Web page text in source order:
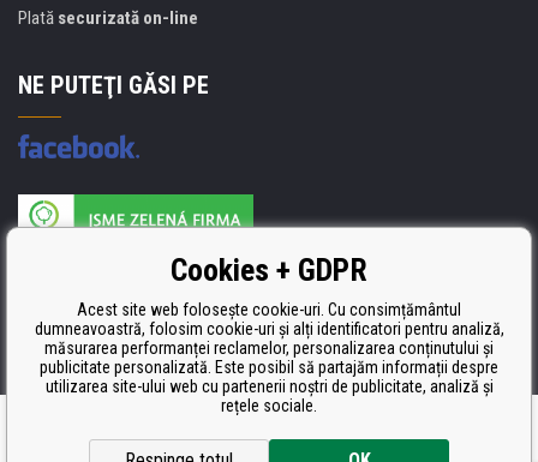
Plată securizată on-line
NE PUTEŢI GĂSI PE
Producătorul umpluturii de rezervă este certificat
ISO 9001, ISO 14001 şi STMC.
Ecommerce solutionsBINARGON.cz
Cookies + GDPR
Acest site web folosește cookie-uri. Cu consimțământul
dumneavoastră, folosim cookie-uri și alți identificatori pentru analiză,
măsurarea performanței reclamelor, personalizarea conținutului și
publicitate personalizată. Este posibil să partajăm informații despre
utilizarea site-ului web cu partenerii noștri de publicitate, analiză și
rețele sociale.